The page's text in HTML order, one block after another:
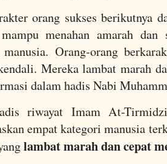
orang sukses berikutnya
menahan amarah dan
manusia. Orang-orang
Mereka lambat marah
dalam hadis Nabi
riwayat Imam At-
empat kategori manusia
lambat marah dan cepat